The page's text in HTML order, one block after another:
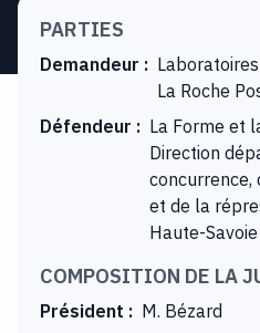
PARTIES
Demandeur :
La Roche
Défendeur : La Forme et
Direction
concurrence,
et de la
Haute-Savoie
COMPOSITION DE LA
Président : M. Bézard